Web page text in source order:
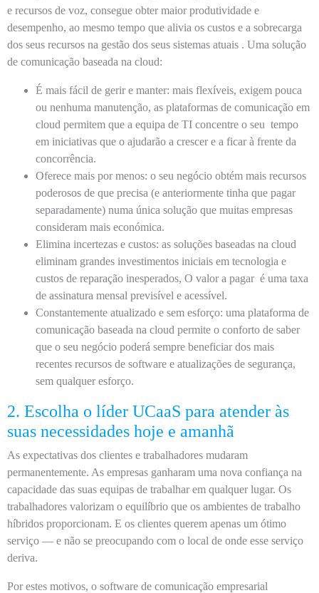
e recursos de voz, consegue obter maior produtividade e
desempenho, ao mesmo tempo que alivia os custos e a sobrecarga
dos seus recursos na gestão dos seus sistemas atuais . Uma solução
de comunicação baseada na cloud:
É mais fácil de gerir e manter: mais flexíveis, exigem pouca
ou nenhuma manutenção, as plataformas de comunicação em
cloud permitem que a equipa de TI concentre o seu tempo
em iniciativas que o ajudarão a crescer e a ficar à frente da
concorrência.
Oferece mais por menos: o seu negócio obtém mais recursos
poderosos de que precisa (e anteriormente tinha que pagar
separadamente) numa única solução que muitas empresas
consideram mais económica.
Elimina incertezas e custos: as soluções baseadas na cloud
eliminam grandes investimentos iniciais em tecnologia e
custos de reparação inesperados, O valor a pagar é uma taxa
de assinatura mensal previsível e acessível.
Constantemente atualizado e sem esforço: uma plataforma de
comunicação baseada na cloud permite o conforto de saber
que o seu negócio poderá sempre beneficiar dos mais
recentes recursos de software e atualizações de segurança,
sem qualquer esforço.
2. Escolha o líder UCaaS para atender às
suas necessidades hoje e amanhã
As expectativas dos clientes e trabalhadores mudaram
permanentemente. As empresas ganharam uma nova confiança na
capacidade das suas equipas de trabalhar em qualquer lugar. Os
trabalhadores valorizam o equilíbrio que os ambientes de trabalho
híbridos proporcionam. E os clientes querem apenas um ótimo
serviço — e não se preocupando com o local de onde esse serviço
deriva.
Por estes motivos, o software de comunicação empresarial